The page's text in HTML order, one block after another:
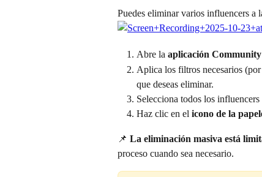
Puedes eliminar varios influencers a
Abre la aplicación Community
Aplica los filtros necesarios
que deseas eliminar.
Selecciona todos los
Haz clic en el icono de la
📌 La eliminación masiva está
proceso cuando sea necesario.